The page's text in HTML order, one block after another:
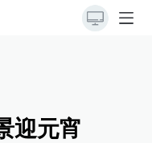
迎元宵